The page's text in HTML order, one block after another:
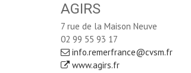
AGIRS
7 rue de la Maison Neuve
02 99 55 93 17
info.remerfrance@cvsm.fr
www.agirs.fr